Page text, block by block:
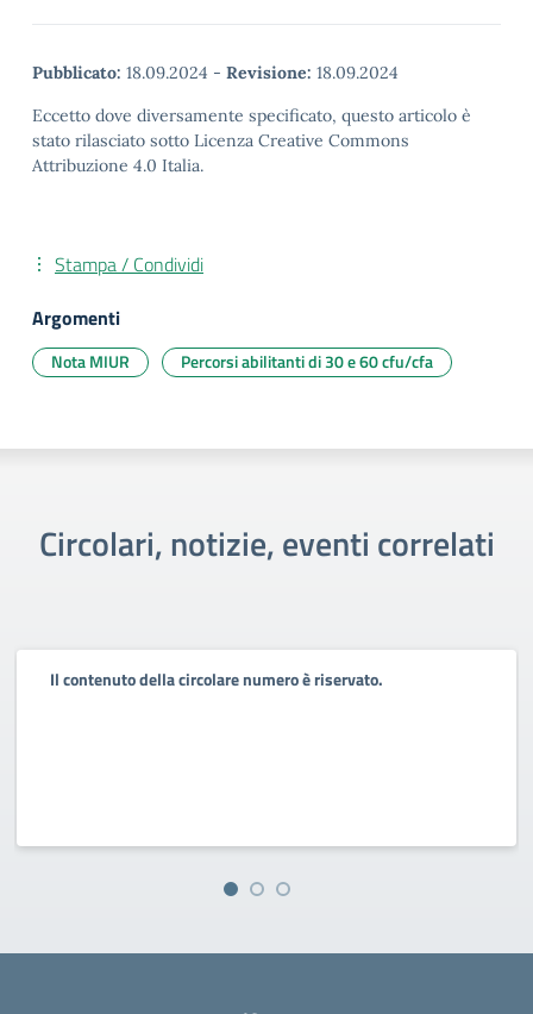
Pubblicato: 18.09.2024 - Revisione: 18.09.2024
Eccetto dove diversamente specificato, questo articolo è
stato rilasciato sotto Licenza Creative Commons
Attribuzione 4.0 Italia.
Stampa / Condividi
Argomenti
Nota MIUR Percorsi abilitanti di 30 e 60 cfu/cfa
Circolari, notizie, eventi correlati
Il contenuto della circolare numero è riservato.